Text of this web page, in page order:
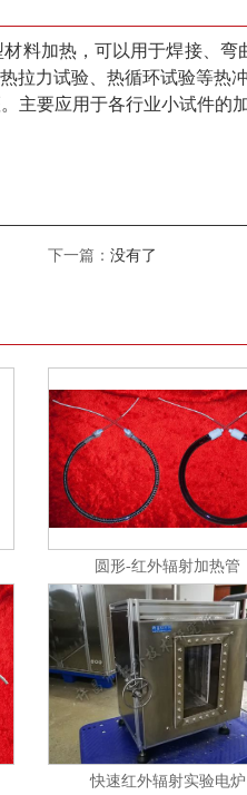
料加热，可以用于焊接、
拉力试验、热循环试验等热冲
主要应用于各行业小试件的
下一篇： 没有了
圆形-红外辐射加热管
快速红外辐射实验电炉